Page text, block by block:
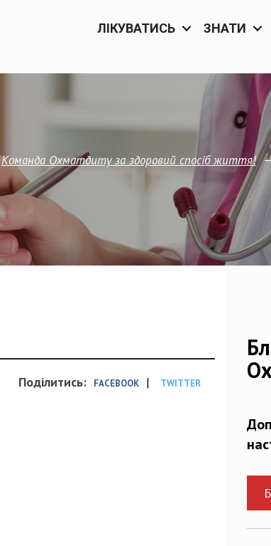
ЛІКУВАТИСЬ ЗНАТИ
Команда Охматдиту за здоровий спосіб життя! —
Поділитись: FACEBOOK | TWITTER